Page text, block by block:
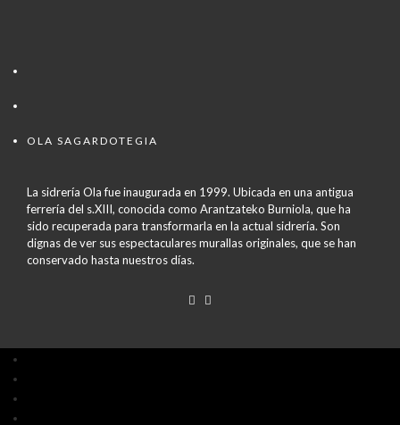
OLA SAGARDOTEGIA
La sidrería Ola fue inaugurada en 1999. Ubicada en una antigua
ferrería del s.XIII, conocida como Arantzateko Burniola, que ha
sido recuperada para transformarla en la actual sidrería. Son
dignas de ver sus espectaculares murallas originales, que se han
conservado hasta nuestros días.